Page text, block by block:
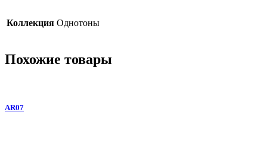
Коллекция Однотоны
Похожие товары
AR07